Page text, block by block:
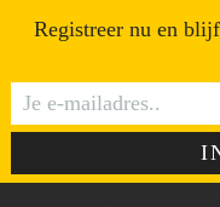
Registreer nu en